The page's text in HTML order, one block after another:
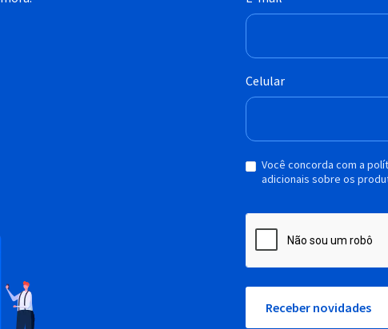
Celular
Você concorda com a
adicionais sobre os
Receber novidades